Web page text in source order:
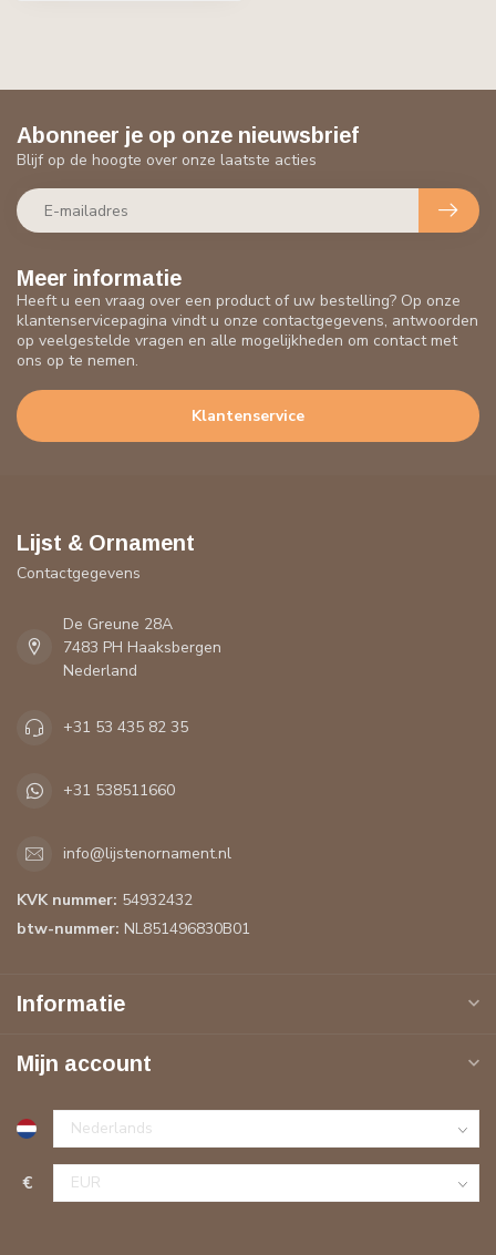
Meer informatie
Heeft u een vraag over een product of uw bestelling? Op onze
klantenservicepagina vindt u onze contactgegevens, antwoorden
op veelgestelde vragen en alle mogelijkheden om contact met
ons op te nemen.
Klantenservice
Abonneer je op onze nieuwsbrief
Blijf op de hoogte over onze laatste acties
Lijst & Ornament
Contactgegevens
De Greune 28A
7483 PH Haaksbergen
Nederland
+31 53 435 82 35
+31 538511660
info@lijstenornament.nl
KVK nummer: 54932432
btw-nummer: NL851496830B01
Informatie
Mijn account
€